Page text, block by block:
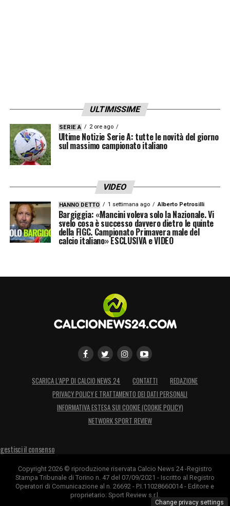
ULTIMISSIME
SERIE A 2 ore ago
Ultime Notizie Serie A: tutte le novità del giorno
sul massimo campionato italiano
VIDEO
HANNO DETTO 1 settimana ago Alberto Petrosilli
Bargiggia: «Mancini voleva solo la Nazionale. Vi
svelo cosa è successo davvero dietro le quinte
della FIGC. Campionato Primavera male del
calcio italiano» ESCLUSIVA e VIDEO
SCARICA L’APP DI CALCIO NEWS 24 CONTATTI
REDAZIONE
PRIVACY POLICY E TRATTAMENTO DEI DATI PERSONALI
INFORMATIVA ESTESA SUI COOKIE (COOKIE POLICY)
NETWORK SPORT REVIEW
gestisci il consenso
Copyright 2026 © riproduzione riservata Calcio News 24 -Registro
Stampa Tribunale di Torino n. 47 del 07/09/2021 - Iscritto al Registro
Operatori di Comunicazione al n. 26692 - P.I.11028660014 - Editore e
proprietario: Sport Review s.r.l.
Change privacy settings